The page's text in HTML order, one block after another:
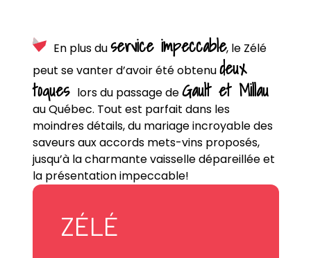
En plus duservice impeccable, le Zélé
peut se vanter d’avoir été obtenudeux
toques lors du passage deGault et Millau
au Québec. Tout est parfait dans les
moindres détails, du mariage incroyable des
saveurs aux accords mets-vins proposés,
jusqu’à la charmante vaisselle dépareillée et
la présentation impeccable!
ZÉLÉ